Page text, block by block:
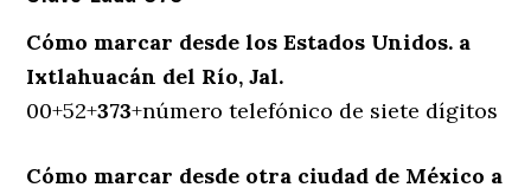
Cómo marcar desde los Estados Unidos. a
Ixtlahuacán del Río, Jal.
00+52+373+número telefónico de siete dígitos
Cómo marcar desde otra ciudad de México a